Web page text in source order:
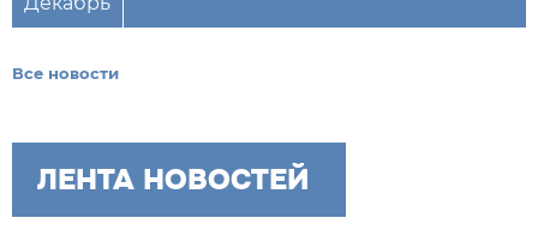
Все новости
ЛЕНТА НОВОСТЕЙ